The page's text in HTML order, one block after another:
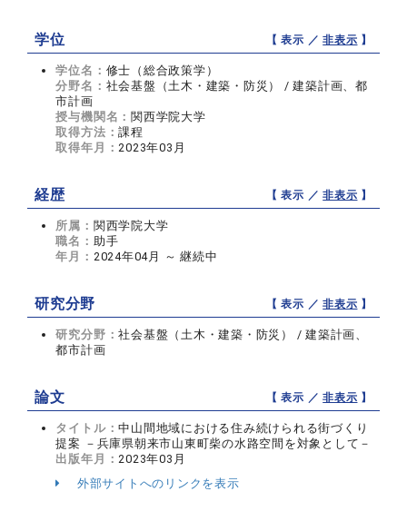
学位 【 表示 ／非表示 】
学位名： 修士（総合政策学）
分野名： 社会基盤（土木・建築・防災） / 建築計画、都
市計画
授与機関名： 関西学院大学
取得方法：課程
取得年月：2023年03月
経歴 【 表示 ／非表示 】
所属： 関西学院大学
職名： 助手
年月： 2024年04月 ～ 継続中
研究分野 【 表示 ／非表示 】
研究分野：社会基盤（土木・建築・防災） / 建築計画、
都市計画
論文 【 表示 ／非表示 】
タイトル：中山間地域における住み続けられる街づくり
提案 －兵庫県朝来市山東町柴の水路空間を対象として－
出版年月：2023年03月
外部サイトへのリンクを表示